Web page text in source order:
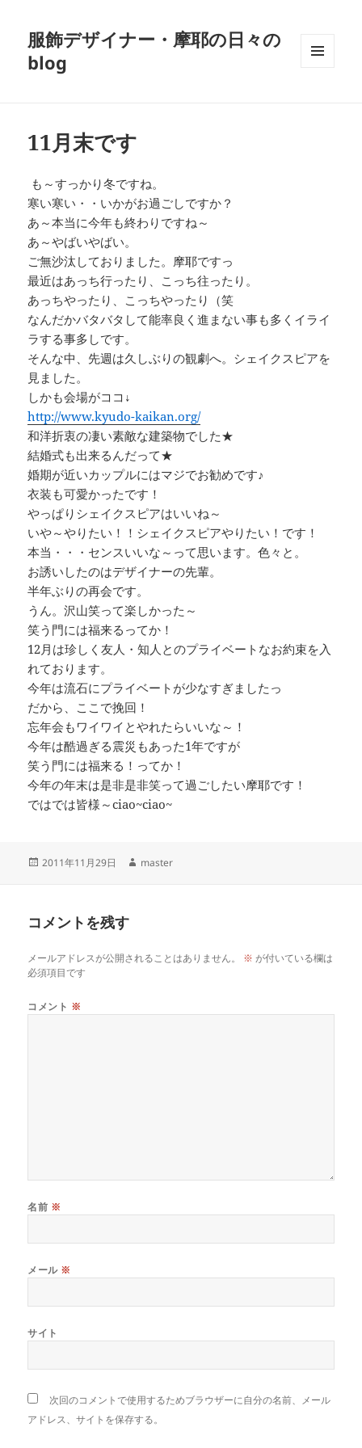
服飾デザイナー・摩耶の日々の
blog
11月末です
も～すっかり冬ですね。
寒い寒い・・いかがお過ごしですか？
あ～本当に今年も終わりですね～
あ～やばいやばい。
ご無沙汰しておりました。摩耶ですっ
最近はあっち行ったり、こっち往ったり。
あっちやったり、こっちやったり（笑
なんだかバタバタして能率良く進まない事も多くイライ
ラする事多しです。
そんな中、先週は久しぶりの観劇へ。シェイクスピアを
見ました。
しかも会場がココ↓
http://www.kyudo-kaikan.org/
和洋折衷の凄い素敵な建築物でした★
結婚式も出来るんだって★
婚期が近いカップルにはマジでお勧めです♪
衣装も可愛かったです！
やっぱりシェイクスピアはいいね～
いや～やりたい！！シェイクスピアやりたい！です！
本当・・・センスいいな～って思います。色々と。
お誘いしたのはデザイナーの先輩。
半年ぶりの再会です。
うん。沢山笑って楽しかった～
笑う門には福来るってか！
12月は珍しく友人・知人とのプライベートなお約束を入
れております。
今年は流石にプライベートが少なすぎましたっ
だから、ここで挽回！
忘年会もワイワイとやれたらいいな～！
今年は酷過ぎる震災もあった1年ですが
笑う門には福来る！ってか！
今年の年末は是非是非笑って過ごしたい摩耶です！
ではでは皆様～ciao~ciao~
投
2011年11月29日
作
master
コメントを残す
メールアドレスが公開されることはありません。 ※ が付いている欄は
必須項目です
コメント ※
名前 ※
メール ※
サイト
次回のコメントで使用するためブラウザーに自分の名前、メール
アドレス、サイトを保存する。